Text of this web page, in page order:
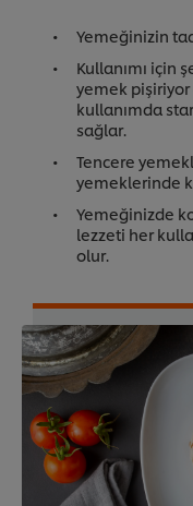
Yemeğinizin
Kullanımı için
yemek pişiriyor
kullanımda
sağlar.
Tencere
yemeklerinde
Yemeğinizde
lezzeti her
olur.